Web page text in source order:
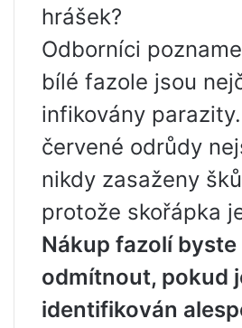
hrášek?
Odborníci
bílé fazole jsou
infikovány
červené odrůdy
nikdy zasaženy
protože skořápka
Nákup fazolí byste
odmítnout, pokud
identifikován